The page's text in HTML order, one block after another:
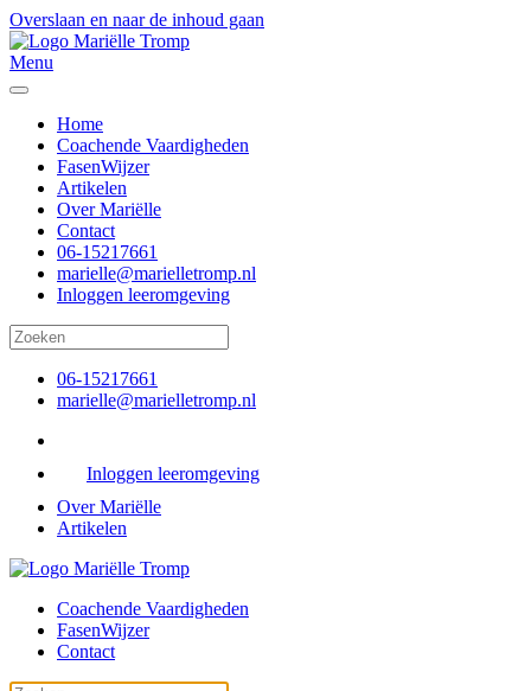
Overslaan en naar de inhoud gaan
Menu
Home
Coachende Vaardigheden
FasenWijzer
Artikelen
Over Mariëlle
Contact
06-15217661
marielle@marielletromp.nl
Inloggen leeromgeving
06-15217661
marielle@marielletromp.nl
Inloggen leeromgeving
Over Mariëlle
Artikelen
Coachende Vaardigheden
FasenWijzer
Contact